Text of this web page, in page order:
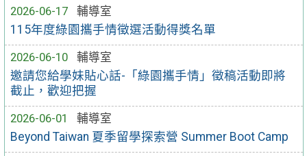
2026-06-17
輔導室
115年度綠園攜手情徵選活動得獎名單
2026-06-10
輔導室
邀請您給學妹貼心話-「綠園攜手情」徵稿活動即將
截止，歡迎把握
2026-06-01
輔導室
Beyond Taiwan 夏季留學探索營 Summer Boot Camp